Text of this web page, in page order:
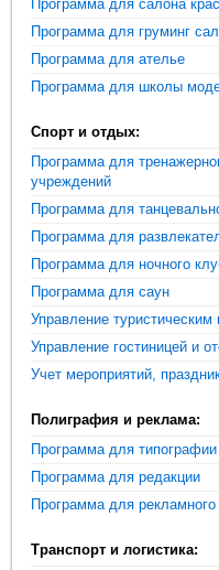
Программа для салона
Программа для груминг
Программа для ателье
Программа для школы
Спорт и отдых:
Программа для
учреждений
Программа для
Программа для
Программа для ночного
Программа для саун
Управление туристическим
Управление гостиницей и
Учет мероприятий,
Полиграфия и реклама:
Программа для типографии
Программа для редакции
Программа для рекламного
Транспорт и логистика: